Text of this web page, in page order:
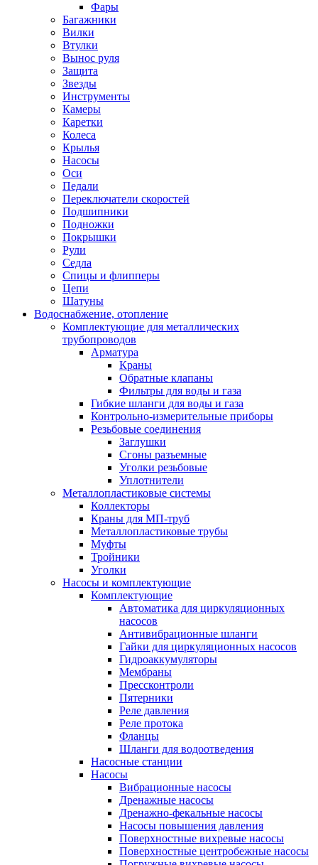
Фары
Багажники
Вилки
Втулки
Вынос руля
Защита
Звезды
Инструменты
Камеры
Каретки
Колеса
Крылья
Насосы
Оси
Педали
Переключатели скоростей
Подшипники
Подножки
Покрышки
Рули
Седла
Спицы и флипперы
Цепи
Шатуны
Водоснабжение, отопление
Комплектующие для металлических
трубопроводов
Арматура
Краны
Обратные клапаны
Фильтры для воды и газа
Гибкие шланги для воды и газа
Контрольно-измерительные приборы
Резьбовые соединения
Заглушки
Сгоны разъемные
Уголки резьбовые
Уплотнители
Металлопластиковые системы
Коллекторы
Краны для МП-труб
Металлопластиковые трубы
Муфты
Тройники
Уголки
Насосы и комплектующие
Комплектующие
Автоматика для циркуляционных
насосов
Антивибрационные шланги
Гайки для циркуляционных насосов
Гидроаккумуляторы
Мембраны
Прессконтроли
Пятерники
Реле давления
Реле протока
Фланцы
Шланги для водоотведения
Насосные станции
Насосы
Вибрационные насосы
Дренажные насосы
Дренажно-фекальные насосы
Насосы повышения давления
Поверхностные вихревые насосы
Поверхностные центробежные насосы